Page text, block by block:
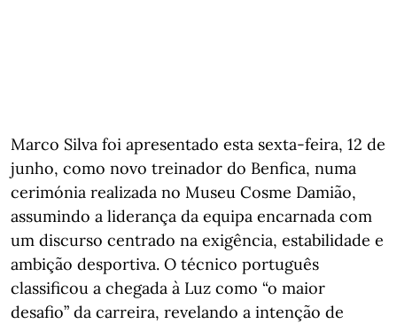
Marco Silva foi apresentado esta sexta-feira, 12 de
junho, como novo treinador do Benfica, numa
cerimónia realizada no Museu Cosme Damião,
assumindo a liderança da equipa encarnada com
um discurso centrado na exigência, estabilidade e
ambição desportiva. O técnico português
classificou a chegada à Luz como “o maior
desafio” da carreira, revelando a intenção de